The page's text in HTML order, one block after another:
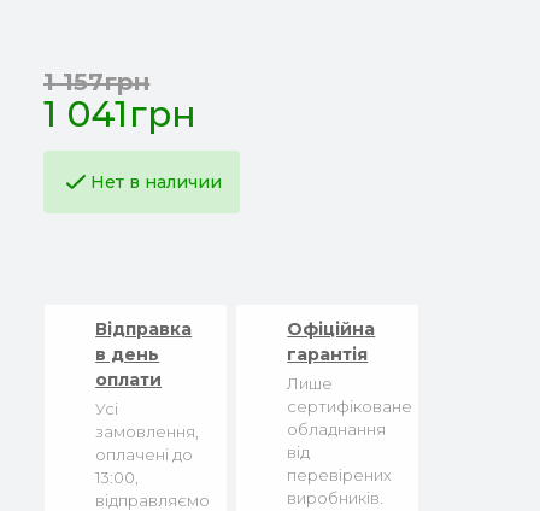
1 041грн
1 157грн
Нет в наличии
Відправка
в день
оплати
Усі
замовлення,
оплачені до
13:00,
відправляємо
Офіційна
гарантія
Лише
сертифіковане
обладнання
від
перевірених
виробників.